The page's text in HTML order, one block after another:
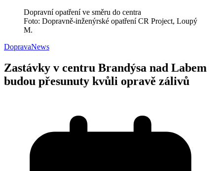
Dopravní opatření ve směru do centra
Foto: Dopravně-inženýrské opatření CR Project, Loupý
M.
DopravaNews
Zastávky v centru Brandýsa nad Labem
budou přesunuty kvůli opravě zálivů